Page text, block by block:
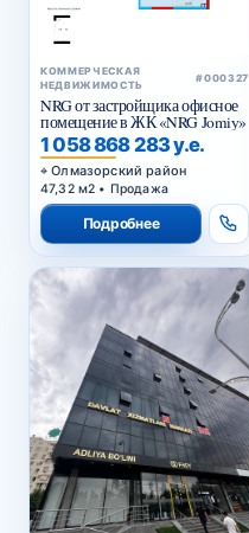
КОММЕРЧЕСКАЯ
НЕДВИЖИМОСТЬ
#000327
NRG от застройщика офисное
помещение в ЖК «NRG Jomiy»
1 058 868 283 у.е.
Олмазорский район
47,32 м2 • Продажа
Подробнее